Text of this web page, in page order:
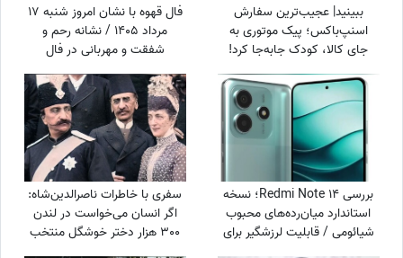
ببینید| عجیب‌ترین سفارش
اسنپ‌باکس؛ پیک موتوری به
جای کالا، کودک جابه‌جا کرد!
فال قهوه با نشان امروز شنبه 17
مرداد 1405 / نشانه رحم و
شفقت و مهربانی در فال
دوستان ناباب بپرهیزید
بررسی Redmi Note 14؛ نسخه
استاندارد میان‌رده‌های محبوب
شیائومی / قابلیت لرزشگیر برای
سفری با خاطرات ناصرالدین‌شاه:
اگر انسان می‌خواست در لندن
300 هزار دختر خوشگل منتخب